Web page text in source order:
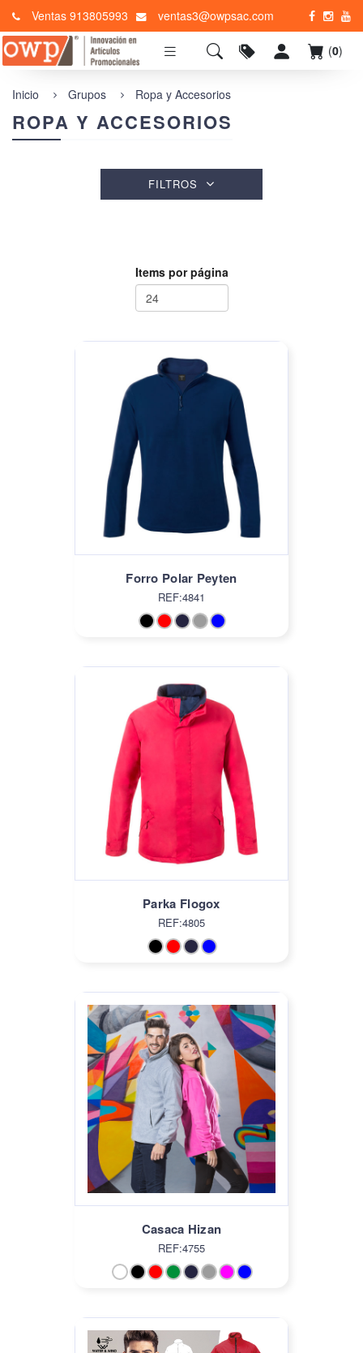
Ventas 913805993 ventas3@owpsac.com
(0)
Inicio Grupos Ropa y Accesorios
ROPA Y ACCESORIOS
FILTROS
Items por página
Forro Polar Peyten
REF:4841
Parka Flogox
REF:4805
Casaca Hizan
REF:4755